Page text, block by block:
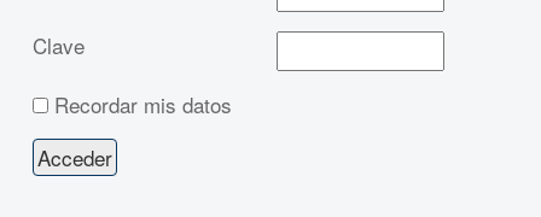
Clave
Recordar mis datos